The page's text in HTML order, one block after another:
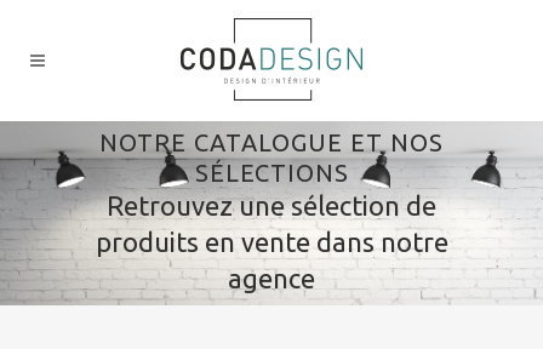
NOTRE CATALOGUE ET NOS
SÉLECTIONS
Retrouvez une sélection de
produits en vente dans notre
agence